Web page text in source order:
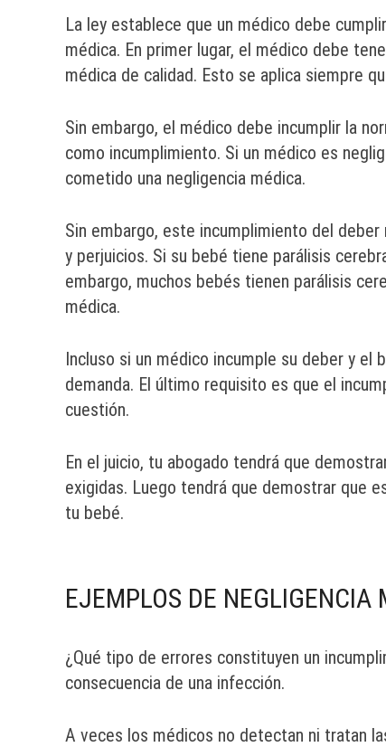
La ley establece que un médico debe
médica. En primer lugar, el médico debe
médica de calidad. Esto se aplica siempre
Sin embargo, el médico debe incumplir la
como incumplimiento. Si un médico es
cometido una negligencia médica.
Sin embargo, este incumplimiento del
y perjuicios. Si su bebé tiene parálisis
embargo, muchos bebés tienen parálisis
médica.
Incluso si un médico incumple su deber y el
demanda. El último requisito es que el
cuestión.
En el juicio, tu abogado tendrá que
exigidas. Luego tendrá que demostrar que
tu bebé.
EJEMPLOS DE NEGLIGENCIA
¿Qué tipo de errores constituyen un
consecuencia de una infección.
A veces los médicos no detectan ni tratan